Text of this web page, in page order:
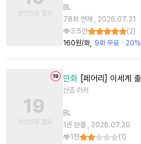
BL
78화 연재 , 2026.07.31
3.5만
(2)
160원/화
9화 무료 20%
만화 [페어리] 이세계 출
산죠 아키
BL
1권 완결 , 2026.07.20
1천
(1 )